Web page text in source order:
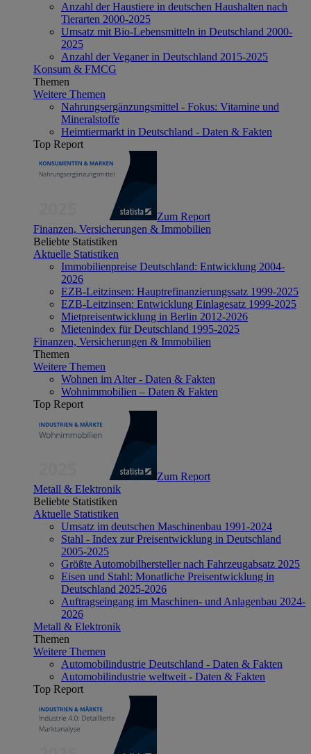
Anzahl der Haustiere in deutschen Haushalten nach
Tierarten 2000-2025
Umsatz mit Bio-Lebensmitteln in Deutschland 2000-
2025
Anzahl der Veganer in Deutschland 2015-2025
Konsum & FMCG
Themen
Weitere Themen
Nahrungsergänzungsmittel - Fokus: Vitamine und
Mineralstoffe
Heimtiermarkt in Deutschland - Daten & Fakten
Top Report
Zum Report
Finanzen, Versicherungen & Immobilien
Beliebte Statistiken
Aktuelle Statistiken
Immobilienpreise Deutschland: Entwicklung 2004-
2026
EZB-Leitzinsen: Hauptrefinanzierungssatz 1999-2025
EZB-Leitzinsen: Entwicklung Einlagesatz 1999-2025
Mietpreisentwicklung in Berlin 2012-2026
Mietenindex für Deutschland 1995-2025
Finanzen, Versicherungen & Immobilien
Themen
Weitere Themen
Wohnen im Alter - Daten & Fakten
Wohnimmobilien – Daten & Fakten
Top Report
Zum Report
Metall & Elektronik
Beliebte Statistiken
Aktuelle Statistiken
Umsatz im deutschen Maschinenbau 1991-2024
Stahl - Index zur Preisentwicklung in Deutschland
2005-2025
Größte Automobilhersteller nach Fahrzeugabsatz 2025
Eisen und Stahl: Monatliche Preisentwicklung in
Deutschland 2025-2026
Auftragseingang im Maschinen- und Anlagenbau 2024-
2026
Metall & Elektronik
Themen
Weitere Themen
Automobilindustrie Deutschland - Daten & Fakten
Automobilindustrie weltweit - Daten & Fakten
Top Report